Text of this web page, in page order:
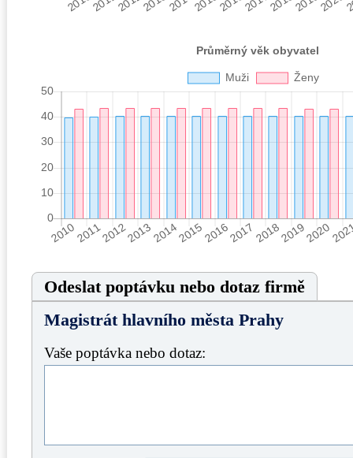
Odeslat poptávku nebo dotaz firmě
Magistrát hlavního města Prahy
Vaše poptávka nebo dotaz: